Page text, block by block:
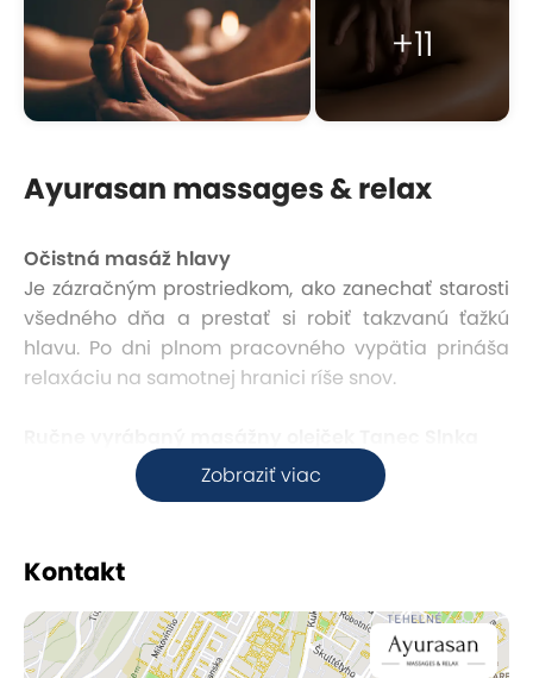
+11
Zobraziť viac
Ayurasan massages & relax
Očistná masáž hlavy
Je zázračným prostriedkom, ako zanechať starosti
všedného dňa a prestať si robiť takzvanú ťažkú
hlavu. Po dni plnom pracovného vypätia prináša
relaxáciu na samotnej hranici ríše snov.
Vôňa olejčeka „Tanec Slnka“ telo povzbudí a dodá
energiu. Má sladkastú letnú vôňu a pokožku
Ručne vyrábaný masážny olejček Ylang-Ylang
Upokojuje nervovú sústavu, uvoľňuje svalové kŕče a
ich stuhnutosť. Jeho sladká, až erotická vôňa je
Kontakt